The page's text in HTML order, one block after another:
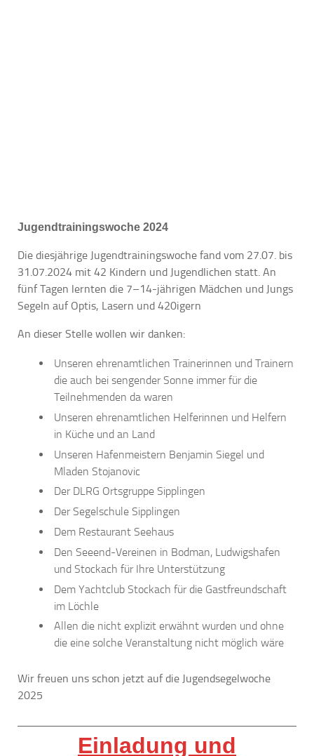
Jugendtrainingswoche 2024
Die diesjährige Jugendtrainingswoche fand vom 27.07. bis
31.07.2024 mit 42 Kindern und Jugendlichen statt. An
fünf Tagen lernten die 7–14-jährigen Mädchen und Jungs
Segeln auf Optis, Lasern und 420igern
An dieser Stelle wollen wir danken:
Unseren ehrenamtlichen Trainerinnen und Trainern
die auch bei sengender Sonne immer für die
Teilnehmenden da waren
Unseren ehrenamtlichen Helferinnen und Helfern
in Küche und an Land
Unseren Hafenmeistern Benjamin Siegel und
Mladen Stojanovic
Der DLRG Ortsgruppe Sipplingen
Der Segelschule Sipplingen
Dem Restaurant Seehaus
Den Seeend-Vereinen in Bodman, Ludwigshafen
und Stockach für Ihre Unterstützung
Dem Yachtclub Stockach für die Gastfreundschaft
im Löchle
Allen die nicht explizit erwähnt wurden und ohne
die eine solche Veranstaltung nicht möglich wäre
Wir freuen uns schon jetzt auf die Jugendsegelwoche
2025
Einladung und